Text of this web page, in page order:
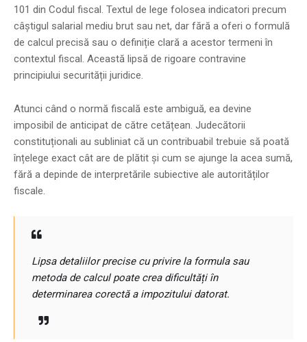
101 din Codul fiscal. Textul de lege folosea indicatori precum
câștigul salarial mediu brut sau net, dar fără a oferi o formulă
de calcul precisă sau o definiție clară a acestor termeni în
contextul fiscal. Această lipsă de rigoare contravine
principiului securității juridice.
Atunci când o normă fiscală este ambiguă, ea devine
imposibil de anticipat de către cetățean. Judecătorii
constituționali au subliniat că un contribuabil trebuie să poată
înțelege exact cât are de plătit și cum se ajunge la acea sumă,
fără a depinde de interpretările subiective ale autorităților
fiscale.
Lipsa detaliilor precise cu privire la formula sau
metoda de calcul poate crea dificultăți în
determinarea corectă a impozitului datorat.